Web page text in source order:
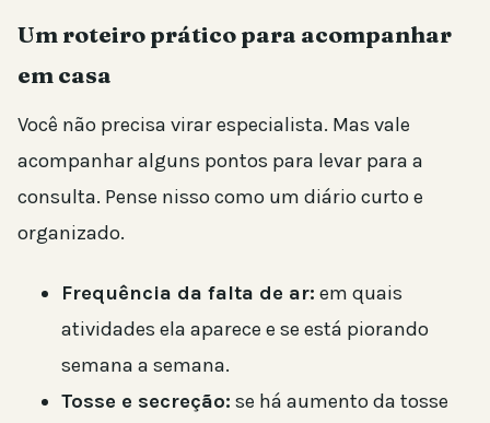
Um roteiro prático para acompanhar
em casa
Você não precisa virar especialista. Mas vale
acompanhar alguns pontos para levar para a
consulta. Pense nisso como um diário curto e
organizado.
Frequência da falta de ar: em quais
atividades ela aparece e se está piorando
semana a semana.
Tosse e secreção: se há aumento da tosse